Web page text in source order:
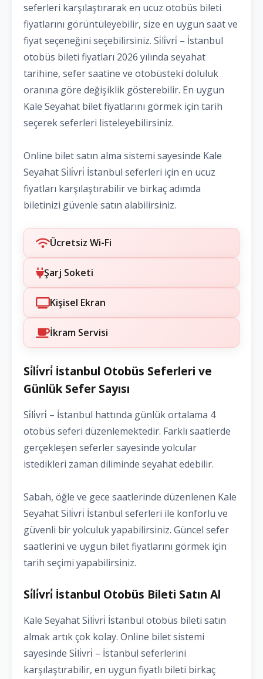
seferleri karşılaştırarak en ucuz otobüs bileti
fiyatlarını görüntüleyebilir, size en uygun saat ve
fiyat seçeneğini seçebilirsiniz. Si̇li̇vri̇ – İstanbul
otobüs bileti fiyatları 2026 yılında seyahat
tarihine, sefer saatine ve otobüsteki doluluk
oranına göre değişiklik gösterebilir. En uygun
Kale Seyahat bilet fiyatlarını görmek için tarih
seçerek seferleri listeleyebilirsiniz.
Online bilet satın alma sistemi sayesinde Kale
Seyahat Si̇li̇vri̇ İstanbul seferleri için en ucuz
fiyatları karşılaştırabilir ve birkaç adımda
biletinizi güvenle satın alabilirsiniz.
Ücretsiz Wi-Fi
Şarj Soketi
Kişisel Ekran
İkram Servisi
Si̇li̇vri̇ İstanbul Otobüs Seferleri ve
Günlük Sefer Sayısı
Si̇li̇vri̇ – İstanbul hattında günlük ortalama 4
otobüs seferi düzenlemektedir. Farklı saatlerde
gerçekleşen seferler sayesinde yolcular
istedikleri zaman diliminde seyahat edebilir.
Sabah, öğle ve gece saatlerinde düzenlenen Kale
Seyahat Si̇li̇vri̇ İstanbul seferleri ile konforlu ve
güvenli bir yolculuk yapabilirsiniz. Güncel sefer
saatlerini ve uygun bilet fiyatlarını görmek için
tarih seçimi yapabilirsiniz.
Si̇li̇vri̇ İstanbul Otobüs Bileti Satın Al
Kale Seyahat Si̇li̇vri̇ İstanbul otobüs bileti satın
almak artık çok kolay. Online bilet sistemi
sayesinde Si̇li̇vri̇ – İstanbul seferlerini
karşılaştırabilir, en uygun fiyatlı bileti birkaç